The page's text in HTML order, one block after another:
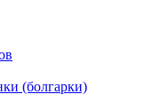
(болгарки)